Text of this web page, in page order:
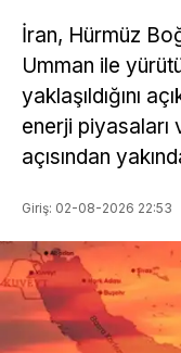
İran, Hürmüz
Umman ile
yaklaşıldığını
enerji
açısından
Giriş: 02-08-2026 22:53